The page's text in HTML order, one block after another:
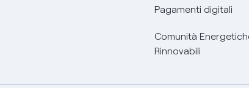
Pagamenti digitali
Comunità
Rinnovabili